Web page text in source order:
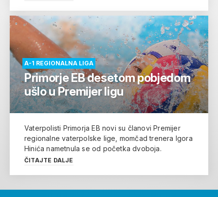
A-1 REGIONALNA LIGA
Primorje EB desetom pobjedom
ušlo u Premijer ligu
Vaterpolisti Primorja EB novi su članovi Premijer
regionalne vaterpolske lige, momčad trenera Igora
Hinića nametnula se od početka dvoboja.
ČITAJTE DALJE